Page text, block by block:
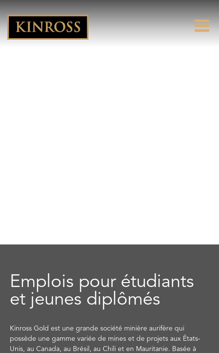
Emplois pour étudiants
et jeunes diplômés
Kinross Gold est une grande société minière aurifère qui
possède une gamme variée de mines et de projets aux États-
Unis, au Canada, au Brésil, au Chili et en Mauritanie. Basée à